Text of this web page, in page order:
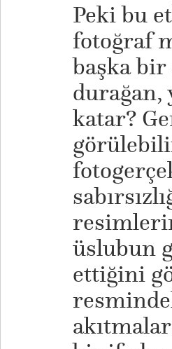
Peki bu
fotoğraf
başka bir
katar?
üslubun
ettiğini